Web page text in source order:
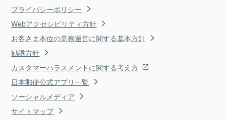
プライバシーポリシー
Webアクセシビリティ方針
お客さま本位の業務運営に関する基本方針
勧誘方針
カスタマーハラスメントに関する考え方
日本郵便公式アプリ一覧
ソーシャルメディア
サイトマップ